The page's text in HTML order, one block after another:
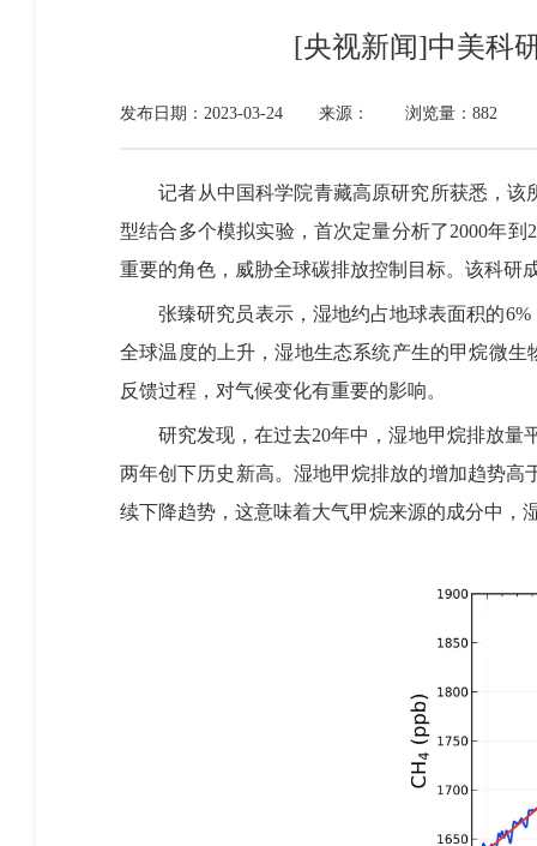
[央视新闻]中美科
发布日期：2023-03-24 来源： 浏览量：882
记者从中国科学院青藏高原研究所获悉，该
型结合多个模拟实验，首次定量分析了2000年
重要的角色，威胁全球碳排放控制目标。该科研
张臻研究员表示，湿地约占地球表面积的6%
全球温度的上升，湿地生态系统产生的甲烷微
反馈过程，对气候变化有重要的影响。
研究发现，在过去20年中，湿地甲烷排放量平
两年创下历史新高。湿地甲烷排放的增加趋势高
续下降趋势，这意味着大气甲烷来源的成分中，